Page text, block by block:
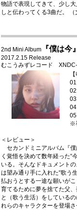
物語で表現してきて、少し
しと伝わってくる3曲だ。
2nd Mini Album 『僕は今
2017.2.15 Release
むこうみずレコード
※
＜レビュー＞
セカンドミニアルバム『
く覚悟を決めて数年経った“
いる。そんなドキュメント
は望み通り手に入れた“歌う
払おうとする一途な願いが
育てるために夢を捨てた父
と（歌う生活）をしている
れらのキャラクターを登場さ